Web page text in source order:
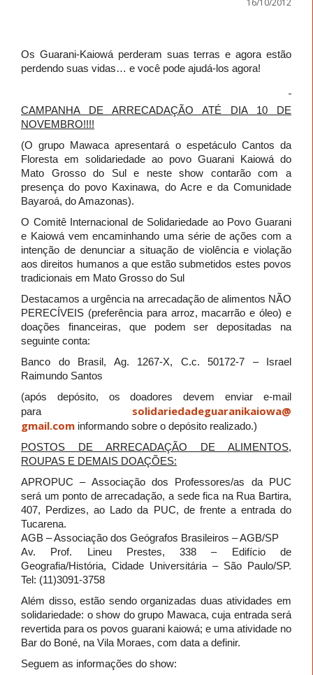
Os Guarani-Kaiowá perderam suas terras e agora estão
perdendo suas vidas… e você pode ajudá-los agora!
CAMPANHA DE ARRECADAÇÃO ATÉ DIA 10 DE
NOVEMBRO!!!!
(O grupo Mawaca apresentará o espetáculo Cantos da
Floresta em solidariedade ao povo Guarani Kaiowá do
Mato Grosso do Sul e neste show contarão com a
presença do povo Kaxinawa, do Acre e da Comunidade
Bayaroá, do Amazonas).
O Comitê Internacional de Solidariedade ao Povo Guarani
e Kaiowá vem encaminhando uma série de ações com a
intenção de denunciar a situação de violência e violação
aos direitos humanos a que estão submetidos estes povos
tradicionais em Mato Grosso do Sul
Destacamos a urgência na arrecadação de alimentos NÃO
PERECÍVEIS (preferência para arroz, macarrão e óleo) e
doações financeiras, que podem ser depositadas na
seguinte conta:
Banco do Brasil, Ag. 1267-X, C.c. 50172-7 – Israel
Raimundo Santos
(após depósito, os doadores devem enviar e-mail
para solidariedadeguaranikaiowa@
gmail.com informando sobre o depósito realizado.)
POSTOS DE ARRECADAÇÃO DE ALIMENTOS,
ROUPAS E DEMAIS DOAÇÕES:
APROPUC – Associação dos Professores/as da PUC
será um ponto de arrecadação, a sede fica na Rua Bartira,
407, Perdizes, ao Lado da PUC, de frente a entrada do
Tucarena.
AGB – Associação dos Geógrafos Brasileiros – AGB/SP
Av. Prof. Lineu Prestes, 338 – Edifício de
Geografia/História, Cidade Universitária – São Paulo/SP.
Tel: (11)3091-3758
Além disso, estão sendo organizadas duas atividades em
solidariedade: o show do grupo Mawaca, cuja entrada será
revertida para os povos guarani kaiowá; e uma atividade no
Bar do Boné, na Vila Moraes, com data a definir.
Seguem as informações do show: